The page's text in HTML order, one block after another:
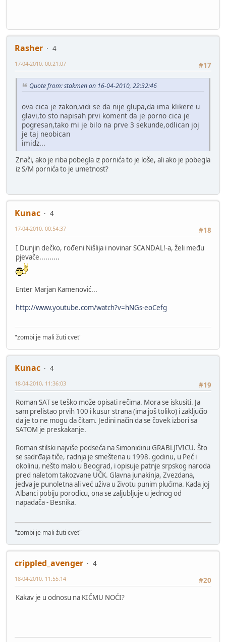
Rasher
4
#17
17-04-2010, 00:21:07
Quote from: stakmen on 16-04-2010, 22:32:46
ova cica je zakon,vidi se da nije glupa,da ima klikere u
glavi,to sto napisah prvi koment da je porno cica je
pogresan,tako mi je bilo na prve 3 sekunde,odlican joj
je taj neobican
imidz...
Znači, ako je riba pobegla iz pornića to je loše, ali ako je pobegla
iz S/M pornića to je umetnost?
Kunac
4
#18
17-04-2010, 00:54:37
I Dunjin dečko, rođeni Nišlija i novinar SCANDAL!-a, želi među
pjevače..........
Enter Marjan Kamenović...
http://www.youtube.com/watch?v=hNGs-eoCefg
"zombi je mali žuti cvet"
Kunac
4
#19
18-04-2010, 11:36:03
Roman SAT se teško može opisati rečima. Mora se iskusiti. Ja
sam prelistao prvih 100 i kusur strana (ima još toliko) i zaključio
da je to ne mogu da čitam. Jedini način da se čovek izbori sa
SATOM je preskakanje.
Roman stilski najviše podseća na Simonidinu GRABLJIVICU. Što
se sadrđaja tiče, radnja je smeštena u 1998. godinu, u Peć i
okolinu, nešto malo u Beograd, i opisuje patnje srpskog naroda
pred naletom takozvane UČK. Glavna junakinja, Zvezdana,
jedva je punoletna ali već uživa u životu punim plućima. Kada joj
Albanci pobiju porodicu, ona se zaljubljuje u jednog od
napadača - Besnika.
"zombi je mali žuti cvet"
crippled_avenger
4
#20
18-04-2010, 11:55:14
Kakav je u odnosu na KIČMU NOĆI?